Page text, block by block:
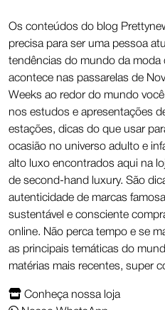
Os conteúdos do blog
precisa para ser uma pessoa
tendências do mundo da moda
acontece nas passarelas de
Weeks ao redor do mundo
nos estudos e apresentações
estações, dicas do que usar
ocasião no universo adulto e
alto luxo encontrados aqui na
de second-hand luxury. São
autenticidade de marcas
sustentável e consciente
online. Não perca tempo e se
as principais temáticas do
matérias mais recentes, super
Conheça nossa loja